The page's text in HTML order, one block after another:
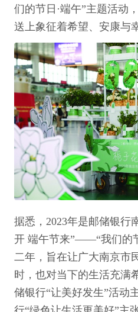
们的节日·端午”主题活动
送上象征着希望、安康与
据悉，2023年是邮储银行
开 端午节来”——“我们的
二年，旨在让广大南京市
时，也对当下的生活充满
储银行“让美好发生”活动